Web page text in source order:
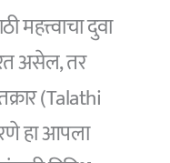
महत्त्वाचा दुवा
असेल, तर
(Talathi
हा आपला